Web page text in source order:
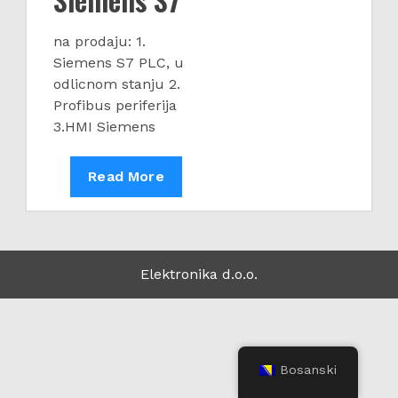
na prodaju: 1.
Siemens S7 PLC, u
odlicnom stanju 2.
Profibus periferija
3.HMI Siemens
Siemens
S7
Read More
Elektronika d.o.o.
Bosanski